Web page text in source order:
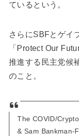
ているという。
さらにSBFとゲイ
「Protect Our
推進する民主党候
のこと。
The COVID/
& Sam Bankman-